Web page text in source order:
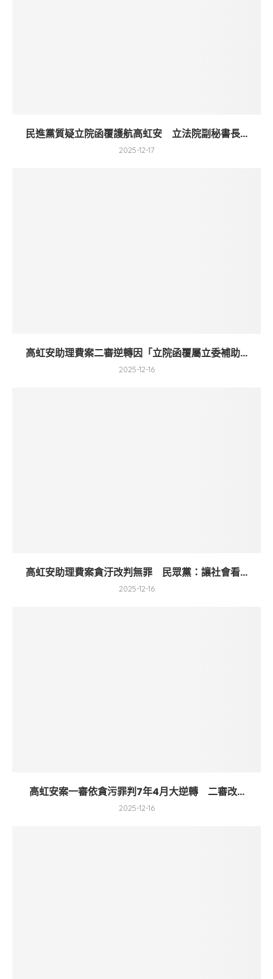
民進黨質疑立院函覆護航高虹安 立法院副秘書長...
2025-12-17
高虹安助理費案二審逆轉因「立院函覆屬立委補助...
2025-12-16
高虹安助理費案貪汙改判無罪 民眾黨：讓社會看...
2025-12-16
高虹安案一審依貪污罪判7年4月大逆轉 二審改...
2025-12-16